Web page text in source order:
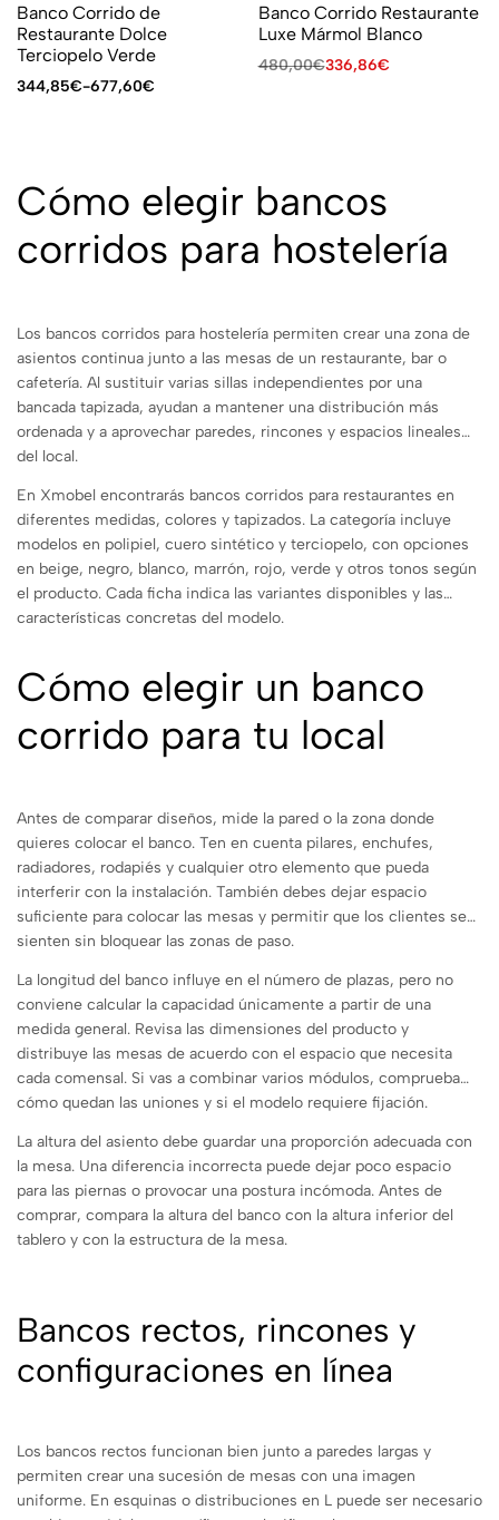
Banco Corrido de
Restaurante Dolce
Terciopelo Verde
344,85€-677,60€
Banco Corrido Restaurante
Luxe Mármol Blanco
480,00€336,86€
Cómo elegir bancos
corridos para hostelería
Los bancos corridos para hostelería permiten crear una zona de
asientos continua junto a las mesas de un restaurante, bar o
cafetería. Al sustituir varias sillas independientes por una
bancada tapizada, ayudan a mantener una distribución más
ordenada y a aprovechar paredes, rincones y espacios lineales
del local.
En Xmobel encontrarás bancos corridos para restaurantes en
diferentes medidas, colores y tapizados. La categoría incluye
modelos en polipiel, cuero sintético y terciopelo, con opciones
en beige, negro, blanco, marrón, rojo, verde y otros tonos según
el producto. Cada ficha indica las variantes disponibles y las
características concretas del modelo.
Cómo elegir un banco
corrido para tu local
Antes de comparar diseños, mide la pared o la zona donde
quieres colocar el banco. Ten en cuenta pilares, enchufes,
radiadores, rodapiés y cualquier otro elemento que pueda
interferir con la instalación. También debes dejar espacio
suficiente para colocar las mesas y permitir que los clientes se
sienten sin bloquear las zonas de paso.
La longitud del banco influye en el número de plazas, pero no
conviene calcular la capacidad únicamente a partir de una
medida general. Revisa las dimensiones del producto y
distribuye las mesas de acuerdo con el espacio que necesita
cada comensal. Si vas a combinar varios módulos, comprueba
cómo quedan las uniones y si el modelo requiere fijación.
La altura del asiento debe guardar una proporción adecuada con
la mesa. Una diferencia incorrecta puede dejar poco espacio
para las piernas o provocar una postura incómoda. Antes de
comprar, compara la altura del banco con la altura inferior del
tablero y con la estructura de la mesa.
Bancos rectos, rincones y
configuraciones en línea
Los bancos rectos funcionan bien junto a paredes largas y
permiten crear una sucesión de mesas con una imagen
uniforme. En esquinas o distribuciones en L puede ser necesario